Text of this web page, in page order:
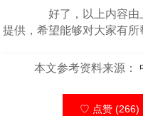
好了，以上内容由
提供，希望能够对大家有所
本文参考资料来源：
♡ 点赞 (266)